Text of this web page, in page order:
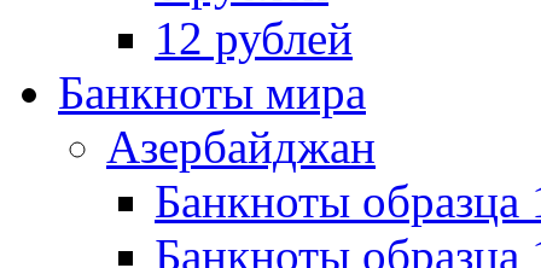
12 рублей
Банкноты мира
Азербайджан
Банкноты образца
Банкноты образца